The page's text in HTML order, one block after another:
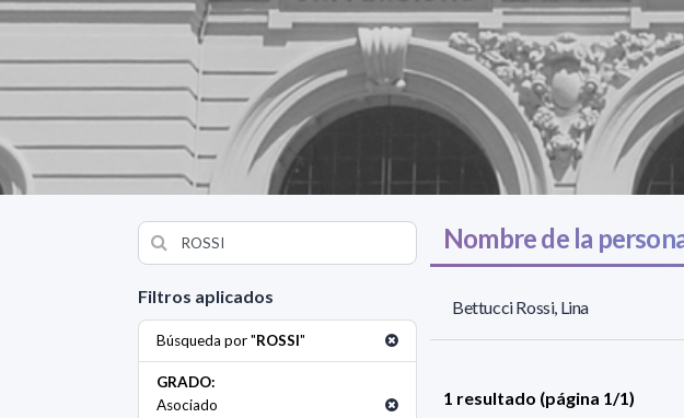
Filtros aplicados
Búsqueda por "ROSSI"
GRADO:
Asociado
Nombre de la
Bettucci Rossi, Lina
1 resultado (página 1/1)